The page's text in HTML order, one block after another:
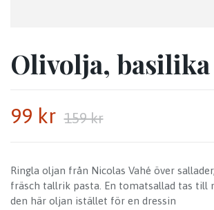
Olivolja, basilika
99 kr 159 kr
Ringla oljan från Nicolas Vahé över
fräsch tallrik pasta. En tomatsallad tas till
den här oljan istället för en dressin